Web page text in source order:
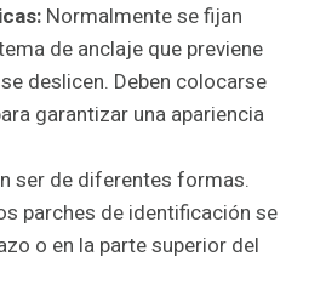
Normalmente se fijan
de anclaje que previene
deslicen. Deben colocarse
garantizar una apariencia
ser de diferentes formas.
parches de identificación se
o en la parte superior del